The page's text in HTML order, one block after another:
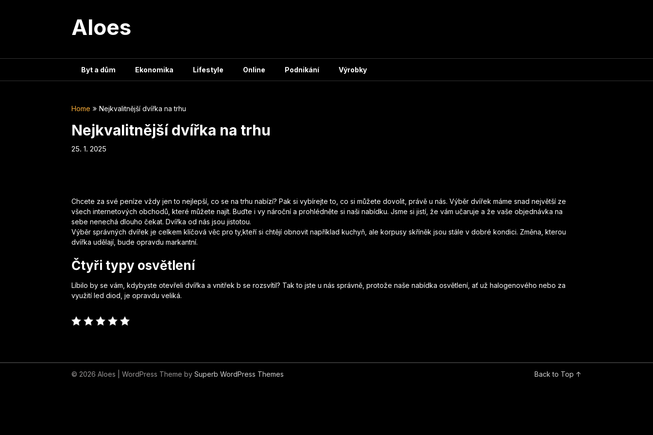
Aloes
Byt a dům Ekonomika Lifestyle Online Podnikání Výrobky
Home Nejkvalitnější dvířka na trhu
Nejkvalitnější dvířka na trhu
25. 1. 2025
Chcete za své peníze vždy jen to nejlepší, co se na trhu nabízí? Pak si vybírejte to, co si můžete dovolit, právě u nás. Výběr dvířek máme snad největší ze
všech internetových obchodů, které můžete najít. Buďte i vy nároční a prohlédněte si naši nabídku. Jsme si jistí, že vám učaruje a že vaše objednávka na
sebe nenechá dlouho čekat. Dvířka od nás jsou jistotou.
Výběr správných dvířek je celkem klíčová věc pro ty,kteří si chtějí obnovit například kuchyň, ale korpusy skříněk jsou stále v dobré kondici. Změna, kterou
dvířka udělají, bude opravdu markantní.
Čtyři typy osvětlení
Líbilo by se vám, kdybyste otevřeli dvířka a vnitřek b se rozsvítil? Tak to jste u nás správně, protože naše nabídka osvětlení, ať už halogenového nebo za
využití led diod, je opravdu veliká.
© 2026 Aloes | WordPress Theme by Superb WordPress Themes Back to Top ↑